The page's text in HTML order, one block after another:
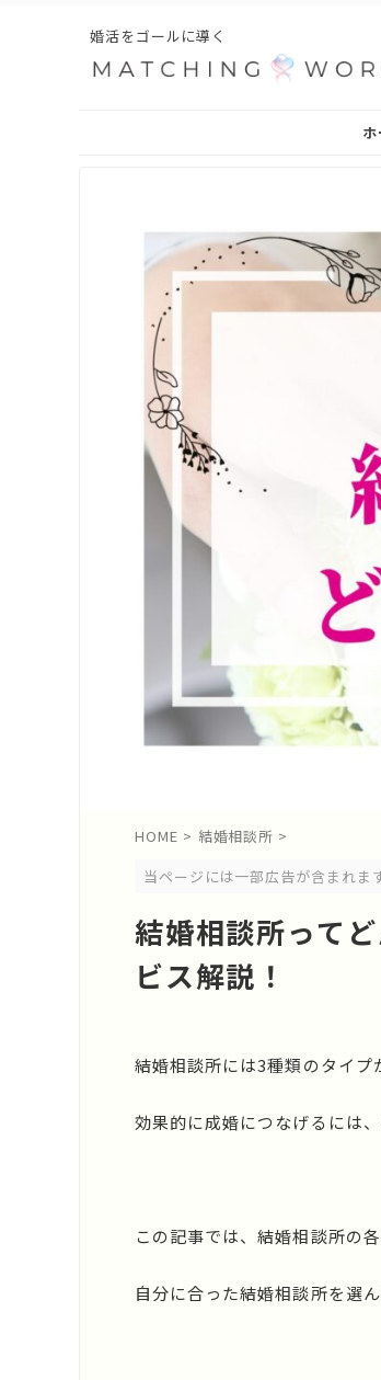
婚活をゴールに導く
HOME > 結婚相談所 >
当ページには一部広告が含まれます
結婚相談所って
ビス解説！
結婚相談所には3種類のタイプ
効果的に成婚につなげるには
この記事では、結婚相談所の
自分に合った結婚相談所を選